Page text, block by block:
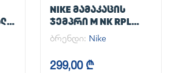
NIKE ᲛᲐᲛᲐᲙᲐᲪᲘᲡ
ᲯᲔᲛᲞᲠᲘ M NK RPL
UNLIMITED JKT
ბრენდი: Nike
299,00 ₾